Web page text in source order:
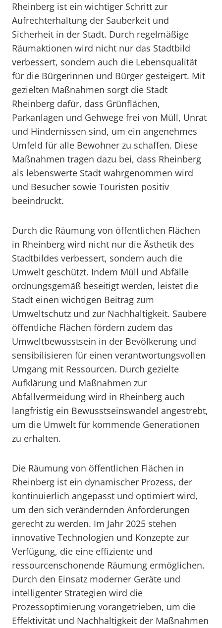
Rheinberg ist ein wichtiger Schritt zur
Aufrechterhaltung der Sauberkeit und
Sicherheit in der Stadt. Durch regelmäßige
Räumaktionen wird nicht nur das Stadtbild
verbessert, sondern auch die Lebensqualität
für die Bürgerinnen und Bürger gesteigert. Mit
gezielten Maßnahmen sorgt die Stadt
Rheinberg dafür, dass Grünflächen,
Parkanlagen und Gehwege frei von Müll, Unrat
und Hindernissen sind, um ein angenehmes
Umfeld für alle Bewohner zu schaffen. Diese
Maßnahmen tragen dazu bei, dass Rheinberg
als lebenswerte Stadt wahrgenommen wird
und Besucher sowie Touristen positiv
beeindruckt.
Durch die Räumung von öffentlichen Flächen
in Rheinberg wird nicht nur die Ästhetik des
Stadtbildes verbessert, sondern auch die
Umwelt geschützt. Indem Müll und Abfälle
ordnungsgemäß beseitigt werden, leistet die
Stadt einen wichtigen Beitrag zum
Umweltschutz und zur Nachhaltigkeit. Saubere
öffentliche Flächen fördern zudem das
Umweltbewusstsein in der Bevölkerung und
sensibilisieren für einen verantwortungsvollen
Umgang mit Ressourcen. Durch gezielte
Aufklärung und Maßnahmen zur
Abfallvermeidung wird in Rheinberg auch
langfristig ein Bewusstseinswandel angestrebt,
um die Umwelt für kommende Generationen
zu erhalten.
Die Räumung von öffentlichen Flächen in
Rheinberg ist ein dynamischer Prozess, der
kontinuierlich angepasst und optimiert wird,
um den sich verändernden Anforderungen
gerecht zu werden. Im Jahr 2025 stehen
innovative Technologien und Konzepte zur
Verfügung, die eine effiziente und
ressourcenschonende Räumung ermöglichen.
Durch den Einsatz moderner Geräte und
intelligenter Strategien wird die
Prozessoptimierung vorangetrieben, um die
Effektivität und Nachhaltigkeit der Maßnahmen